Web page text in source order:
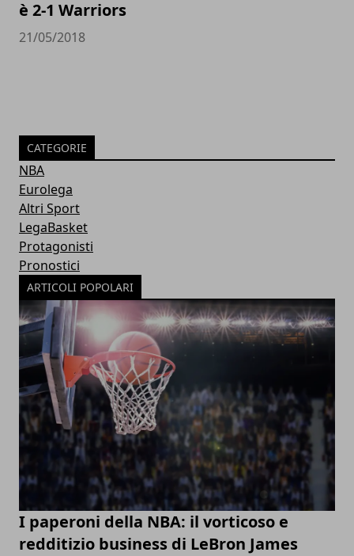
è 2-1 Warriors
21/05/2018
CATEGORIE
NBA
Eurolega
Altri Sport
LegaBasket
Protagonisti
Pronostici
ARTICOLI POPOLARI
I paperoni della NBA: il vorticoso e
redditizio business di LeBron James